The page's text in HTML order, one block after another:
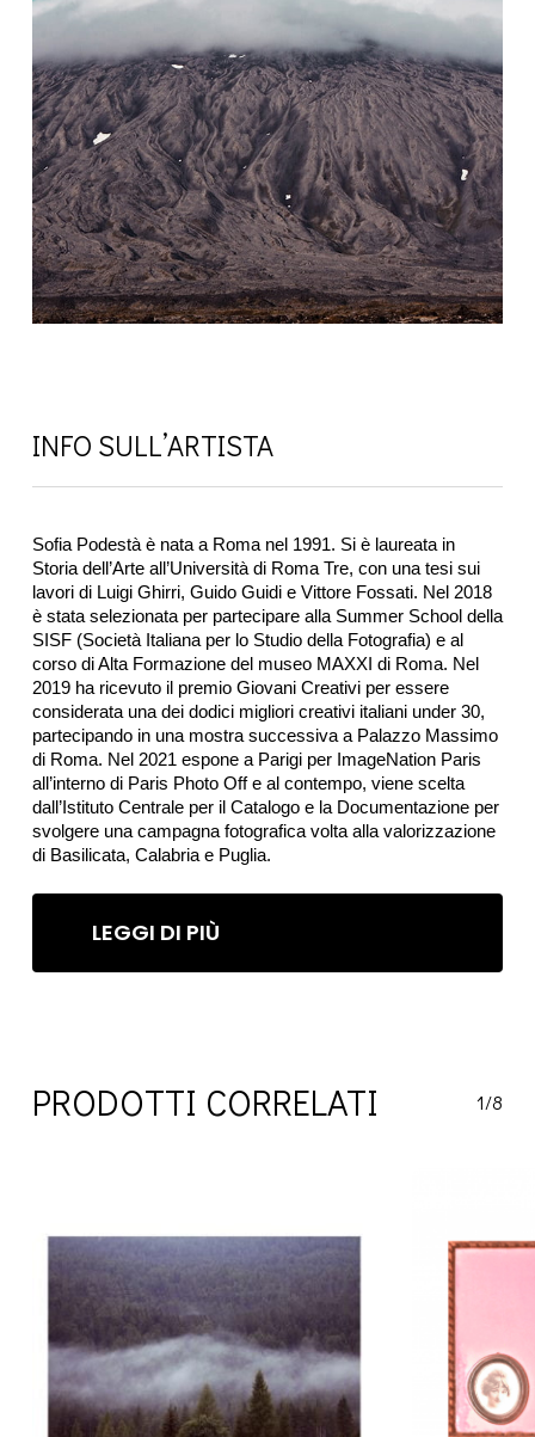
INFO SULL’ARTISTA
Sofia Podestà è nata a Roma nel 1991. Si è laureata in
Storia dell’Arte all’Università di Roma Tre, con una tesi sui
lavori di Luigi Ghirri, Guido Guidi e Vittore Fossati. Nel 2018
è stata selezionata per partecipare alla Summer School della
SISF (Società Italiana per lo Studio della Fotografia) e al
corso di Alta Formazione del museo MAXXI di Roma. Nel
2019 ha ricevuto il premio Giovani Creativi per essere
considerata una dei dodici migliori creativi italiani under 30,
partecipando in una mostra successiva a Palazzo Massimo
di Roma. Nel 2021 espone a Parigi per ImageNation Paris
all’interno di Paris Photo Off e al contempo, viene scelta
dall’Istituto Centrale per il Catalogo e la Documentazione per
svolgere una campagna fotografica volta alla valorizzazione
di Basilicata, Calabria e Puglia.
LEGGI DI PIÙ
PRODOTTI CORRELATI 1/8